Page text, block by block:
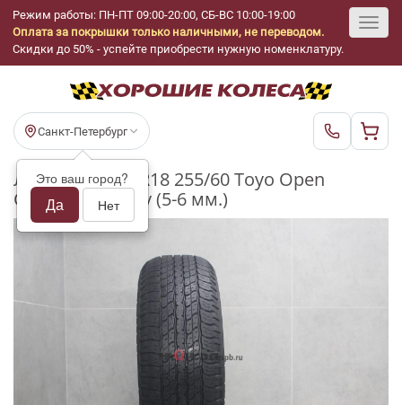
Режим работы: ПН-ПТ 09:00-20:00, СБ-ВС 10:00-19:00
Оплата за покрышки только наличными, не переводом.
Скидки до 50% - успейте приобрести нужную номенклатуру.
Санкт-Петербург
Это ваш город?
Да Нет
Летние шины R18 255/60 Toyo Open
Country A33B бу (5-6 мм.)